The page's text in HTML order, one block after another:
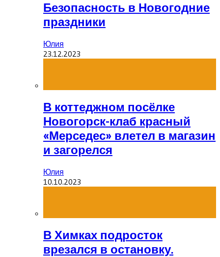
Безопасность в Новогодние
праздники
Юлия
23.12.2023
В коттеджном посёлке
Новогорск-клаб красный
«Мерседес» влетел в магазин
и загорелся
Юлия
10.10.2023
В Химках подросток
врезался в остановку.